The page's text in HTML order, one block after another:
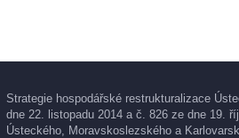
Strategie hospodářské restrukturalizace
dne 22. listopadu 2014 a č. 826 ze dne 19.
Ústeckého, Moravskoslezského a